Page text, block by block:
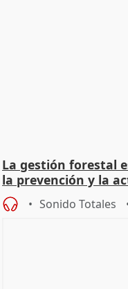
La gestión forestal
la prevención y la
Sonido Totales